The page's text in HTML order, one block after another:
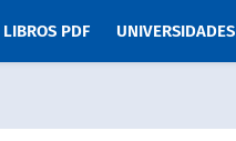
LIBROS PDF UNIVERSIDADES